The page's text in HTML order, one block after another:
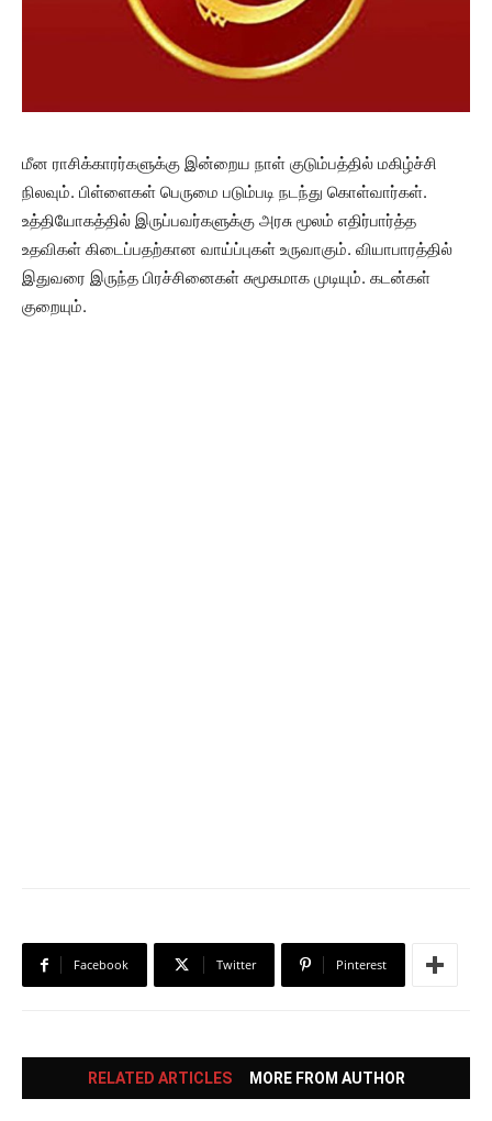
மீன ராசிக்காரர்களுக்கு இன்றைய நாள் குடும்பத்தில் மகிழ்ச்சி
நிலவும். பிள்ளைகள் பெருமை படும்படி நடந்து கொள்வார்கள்.
உத்தியோகத்தில் இருப்பவர்களுக்கு அரசு மூலம் எதிர்பார்த்த
உதவிகள் கிடைப்பதற்கான வாய்ப்புகள் உருவாகும். வியாபாரத்தில்
இதுவரை இருந்த பிரச்சினைகள் சுமூகமாக முடியும். கடன்கள்
குறையும்.
Facebook Twitter Pinterest
RELATED ARTICLES MORE FROM AUTHOR